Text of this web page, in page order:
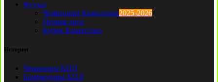
Футзал
Чемпионат Казахстана2025-2026
Первая лига
Кубок Казахстана
История
Чемпионы КПЛ
Бомбардиры КПЛ